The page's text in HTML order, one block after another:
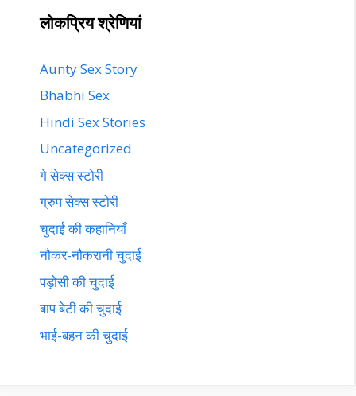
लोकप्रिय श्रेणियां
Aunty Sex Story
Bhabhi Sex
Hindi Sex Stories
Uncategorized
गे सेक्स स्टोरी
ग्रुप सेक्स स्टोरी
चुदाई की कहानियाँ
नौकर-नौकरानी चुदाई
पड़ोसी की चुदाई
बाप बेटी की चुदाई
भाई-बहन की चुदाई